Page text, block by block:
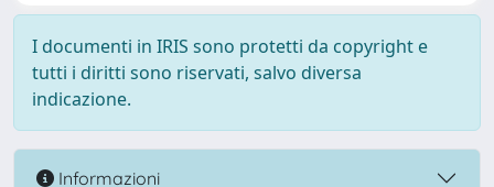
I documenti in IRIS sono protetti da copyright e
tutti i diritti sono riservati, salvo diversa
indicazione.
Informazioni